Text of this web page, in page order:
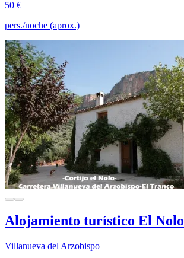
50 €
pers./noche (aprox.)
Alojamiento turístico El Nolo
Villanueva del Arzobispo